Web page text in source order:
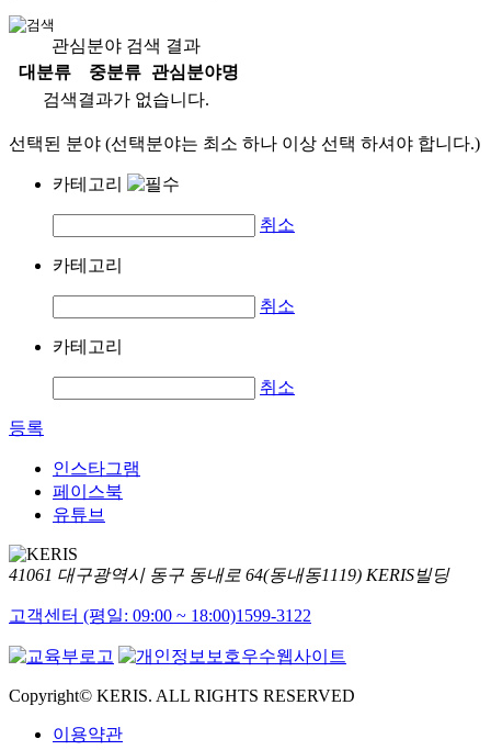
관심분야 검색 결과
대분류
중분류
관심분야명
검색결과가 없습니다.
선택된 분야 (선택분야는 최소 하나 이상 선택 하셔야 합니다.)
카테고리
취소
카테고리
취소
카테고리
취소
등록
인스타그램
페이스북
유튜브
41061 대구광역시 동구 동내로 64(동내동1119) KERIS빌딩
고객센터 (평일: 09:00 ~ 18:00)1599-3122
Copyright© KERIS. ALL RIGHTS RESERVED
이용약관